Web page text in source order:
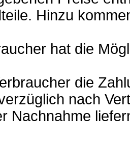
Hinzu
hat die
die
nach
Nachnahme